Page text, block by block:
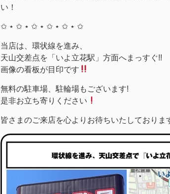
い！
✩ ⋆ ✩ ⋆ ✩ ⋆ ✩ ⋆ ✩ ⋆ ✩
当店は、環状線を進み、
天山交差点を「いよ立花駅」方面へまっすぐ!!
画像の看板が目印です
無料の駐車場、駐輪場もございます!
是非お立ち寄りください
皆さまのご来店を心よりお待ちいたしておりま